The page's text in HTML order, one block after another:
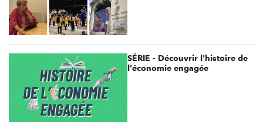
SÉRIE - Découvrir l'histoire de
l'économie engagée